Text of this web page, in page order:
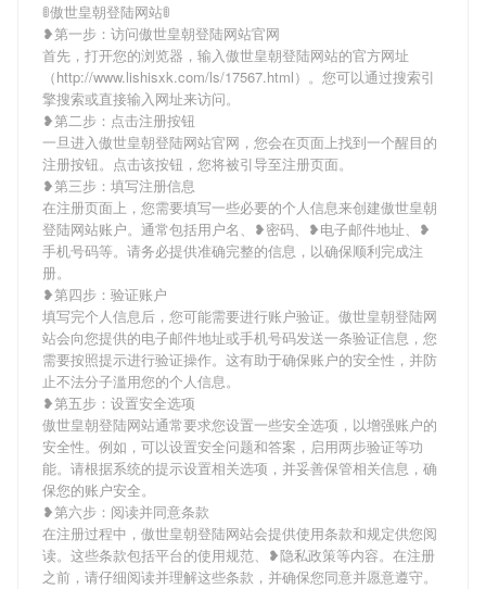
🚦傲世皇朝登陆网站🚦
❥第一步：访问傲世皇朝登陆网站官网
首先，打开您的浏览器，输入傲世皇朝登陆网站的官方网址
（http://www.lishisxk.com/ls/17567.html）。您可以通过搜索引
擎搜索或直接输入网址来访问。
❥第二步：点击注册按钮
一旦进入傲世皇朝登陆网站官网，您会在页面上找到一个醒目的
注册按钮。点击该按钮，您将被引导至注册页面。
❥第三步：填写注册信息
在注册页面上，您需要填写一些必要的个人信息来创建傲世皇朝
登陆网站账户。通常包括用户名、❥密码、❥电子邮件地址、❥
手机号码等。请务必提供准确完整的信息，以确保顺利完成注
册。
❥第四步：验证账户
填写完个人信息后，您可能需要进行账户验证。傲世皇朝登陆网
站会向您提供的电子邮件地址或手机号码发送一条验证信息，您
需要按照提示进行验证操作。这有助于确保账户的安全性，并防
止不法分子滥用您的个人信息。
❥第五步：设置安全选项
傲世皇朝登陆网站通常要求您设置一些安全选项，以增强账户的
安全性。例如，可以设置安全问题和答案，启用两步验证等功
能。请根据系统的提示设置相关选项，并妥善保管相关信息，确
保您的账户安全。
❥第六步：阅读并同意条款
在注册过程中，傲世皇朝登陆网站会提供使用条款和规定供您阅
读。这些条款包括平台的使用规范、❥隐私政策等内容。在注册
之前，请仔细阅读并理解这些条款，并确保您同意并愿意遵守。